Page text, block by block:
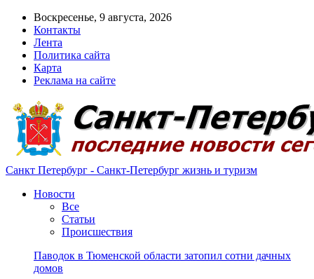
Воскресенье, 9 августа, 2026
Контакты
Лента
Политика сайта
Карта
Реклама на сайте
Санкт Петербург - Санкт-Петербург жизнь и туризм
Новости
Все
Статьи
Происшествия
Паводок в Тюменской области затопил сотни дачных
домов